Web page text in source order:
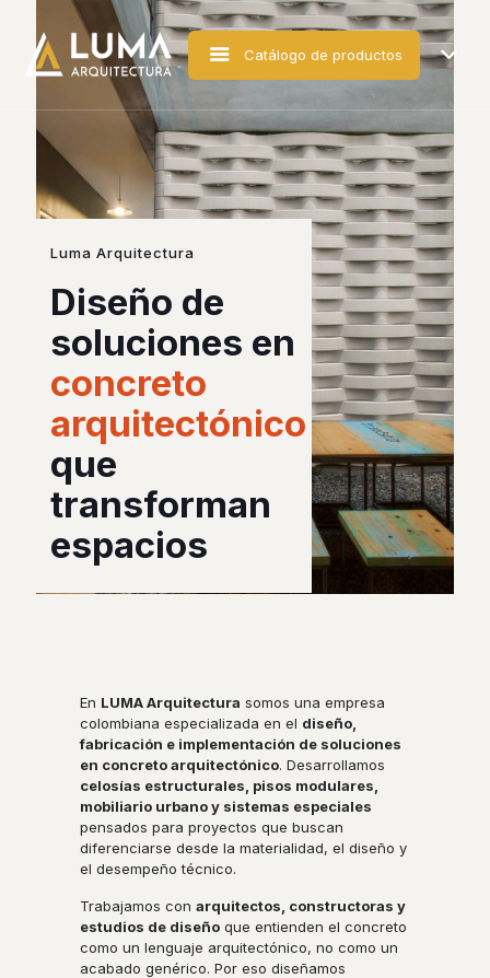
Catálogo de productos
Luma Arquitectura
Diseño de
soluciones en
concreto
arquitectónico
que
transforman
espacios
En LUMA Arquitectura somos una empresa
colombiana especializada en el diseño,
fabricación e implementación de soluciones
en concreto arquitectónico. Desarrollamos
celosías estructurales, pisos modulares,
mobiliario urbano y sistemas especiales
pensados para proyectos que buscan
diferenciarse desde la materialidad, el diseño y
el desempeño técnico.
Trabajamos con arquitectos, constructoras y
estudios de diseño que entienden el concreto
como un lenguaje arquitectónico, no como un
acabado genérico. Por eso diseñamos